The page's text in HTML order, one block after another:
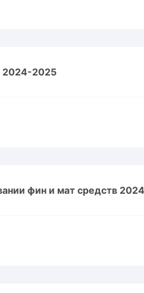
2024-2025
фин и мат средств 2024